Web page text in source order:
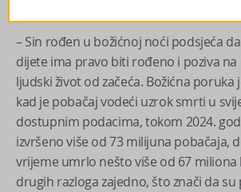
– Sin rođen u božićnoj noći podsjeća
dijete ima pravo biti rođeno i poziva na
ljudski život od začeća. Božićna poruka
kad je pobačaj vodeći uzrok smrti u
dostupnim podacima, tokom 2024.
izvršeno više od 73 milijuna pobačaja,
vrijeme umrlo nešto više od 67 miliona
drugih razloga zajedno, što znači da su